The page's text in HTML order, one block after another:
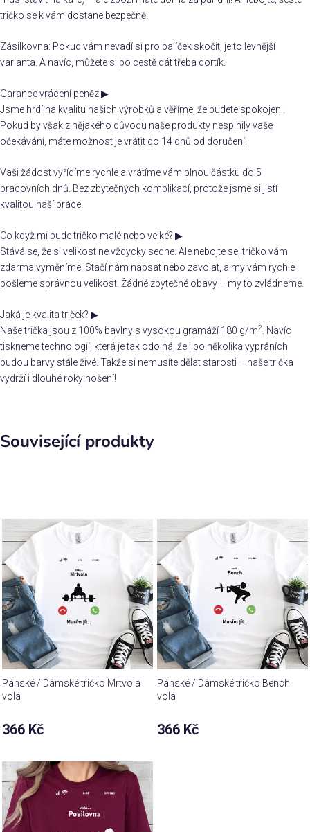
tričko se k vám dostane bezpečně.
Zásilkovna: Pokud vám nevadí si pro balíček skočit, je to levnější
varianta. A navíc, můžete si po cestě dát třeba dortík.
Garance vrácení peněz▶
Jsme hrdí na kvalitu našich výrobků a věříme, že budete spokojeni.
Pokud by však z nějakého důvodu naše produkty nesplnily vaše
očekávání, máte možnost je vrátit do 14 dnů od doručení.
Vaši žádost vyřídíme rychle a vrátíme vám plnou částku do 5
pracovních dnů. Bez zbytečných komplikací, protože jsme si jistí
kvalitou naší práce.
Co když mi bude tričko malé nebo velké? ▶
Stává se, že si velikost ne vždycky sedne. Ale nebojte se, tričko vám
zdarma vyměníme! Stačí nám napsat nebo zavolat, a my vám rychle
pošleme správnou velikost. Žádné zbytečné obavy – my to zvládneme.
Jaká je kvalita triček? ▶
Naše trička jsou z 100% bavlny s vysokou gramáží 180 g/m2
. Navíc
tiskneme technologií, která je tak odolná, že i po několika vypráních
budou barvy stále živé. Takže si nemusíte dělat starosti – naše trička
vydrží i dlouhé roky nošení!
Související produkty
Pánské / Dámské tričko Mrtvola
volá
366 Kč
Pánské / Dámské tričko Bench
volá
366 Kč